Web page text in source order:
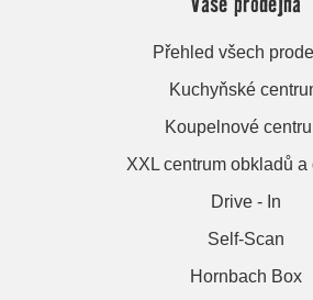
Přehled všech
Kuchyňské
Koupelnové
XXL centrum obkladů a
Drive - In
Self-Scan
Hornbach Box